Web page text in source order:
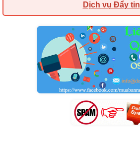
Dịch vụ Đẩy tin